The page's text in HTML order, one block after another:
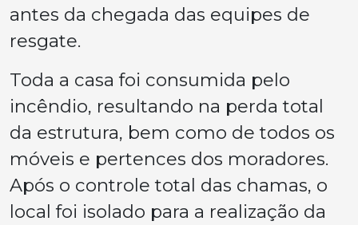
antes da chegada das equipes de
resgate.
Toda a casa foi consumida pelo
incêndio, resultando na perda total
da estrutura, bem como de todos os
móveis e pertences dos moradores.
Após o controle total das chamas, o
local foi isolado para a realização da